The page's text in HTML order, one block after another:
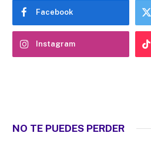
Facebook
Instagram
NO TE PUEDES PERDER